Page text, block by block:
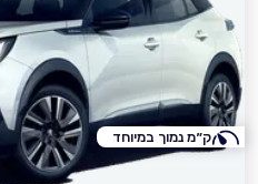
ק״מ נמוך במיוחד